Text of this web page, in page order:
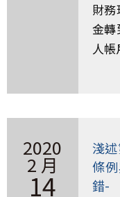
財
金
人
2020
2 月
14
淺
條
錯-